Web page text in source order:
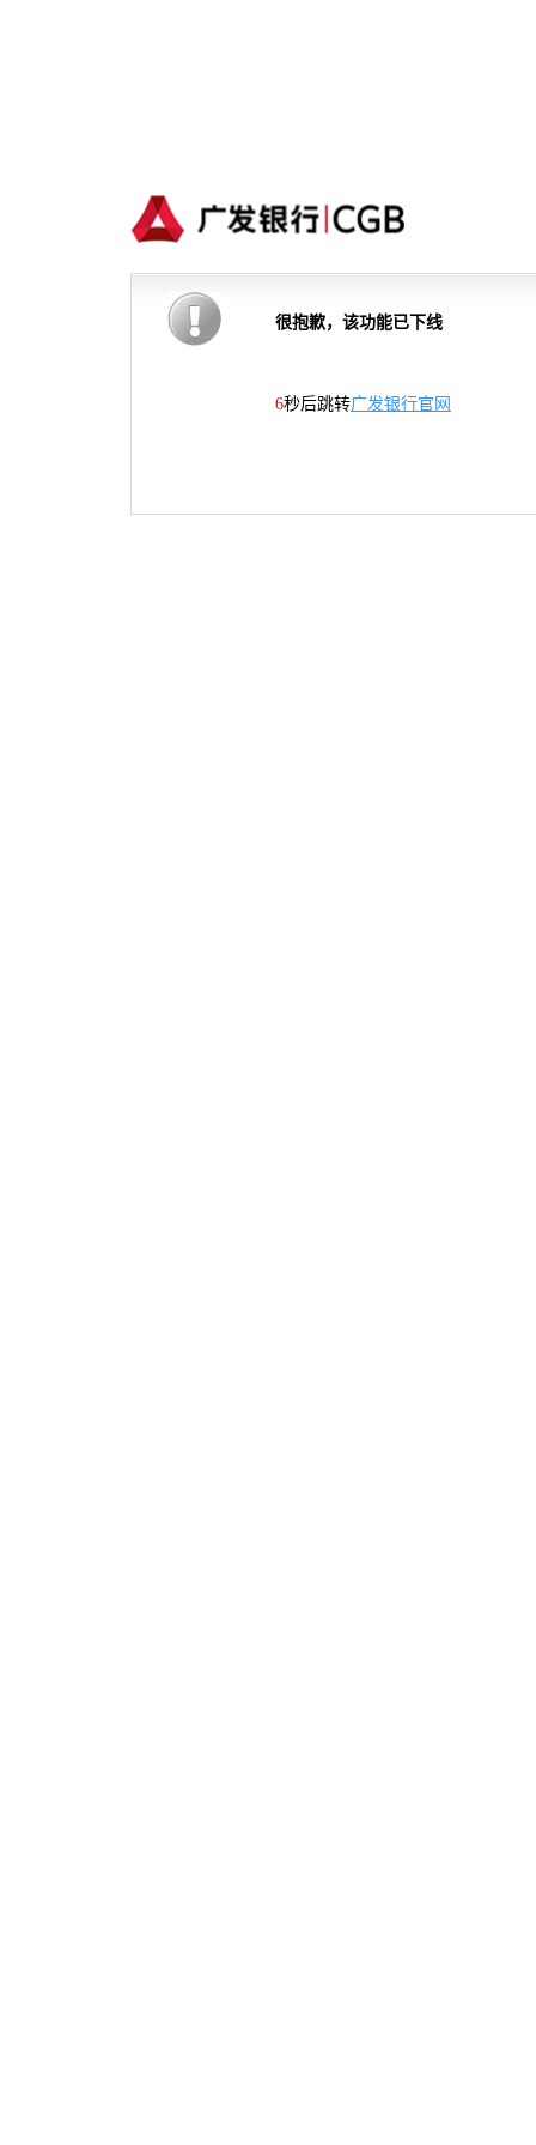
很抱歉，该功能已下线
6秒后跳转广发银行官网